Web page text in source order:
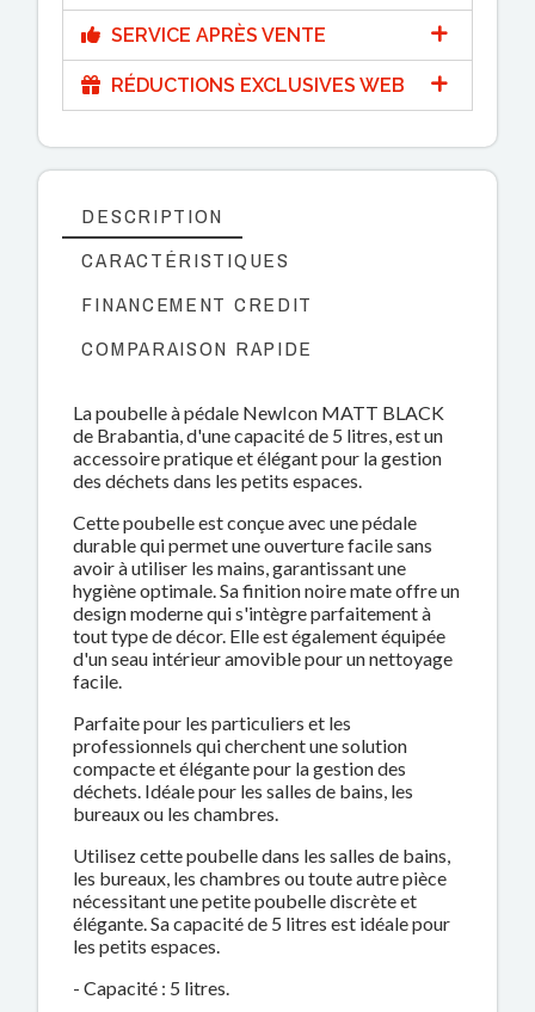
SERVICE APRÈS VENTE
RÉDUCTIONS EXCLUSIVES WEB
DESCRIPTION
CARACTÉRISTIQUES
FINANCEMENT CREDIT
COMPARAISON RAPIDE
La poubelle à pédale NewIcon MATT BLACK
de Brabantia, d'une capacité de 5 litres, est un
accessoire pratique et élégant pour la gestion
des déchets dans les petits espaces.
Cette poubelle est conçue avec une pédale
durable qui permet une ouverture facile sans
avoir à utiliser les mains, garantissant une
hygiène optimale. Sa finition noire mate offre un
design moderne qui s'intègre parfaitement à
tout type de décor. Elle est également équipée
d'un seau intérieur amovible pour un nettoyage
facile.
Parfaite pour les particuliers et les
professionnels qui cherchent une solution
compacte et élégante pour la gestion des
déchets. Idéale pour les salles de bains, les
bureaux ou les chambres.
Utilisez cette poubelle dans les salles de bains,
les bureaux, les chambres ou toute autre pièce
nécessitant une petite poubelle discrète et
élégante. Sa capacité de 5 litres est idéale pour
les petits espaces.
- Capacité : 5 litres.